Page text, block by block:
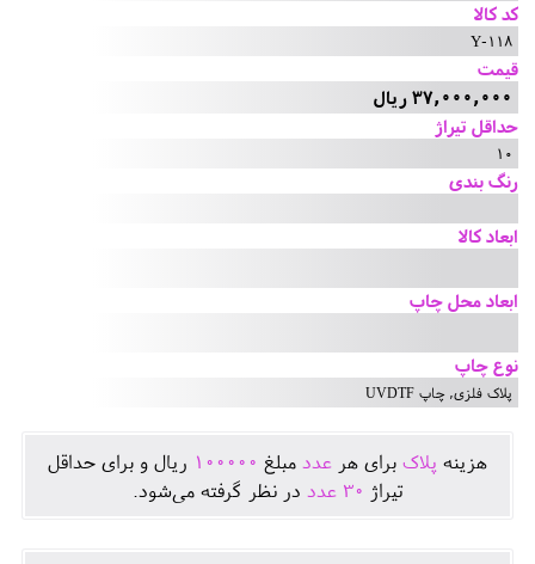
کد کالا
Y-118
قیمت
37,000,000 ریال
حداقل تیراژ
10
رنگ بندی
ابعاد کالا
ابعاد محل چاپ
نوع چاپ
پلاک فلزی, چاپ UVDTF
هزينه پلاک برای هر عدد مبلغ 100000 ريال و برای حداقل
تيراژ 30 عدد در نظر گرفته می‌شود.